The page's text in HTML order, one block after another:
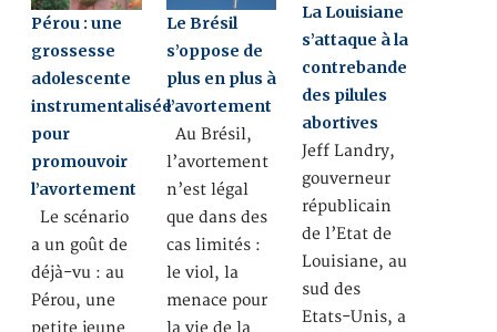
Pérou : une
grossesse
adolescente
instrumentalisée
pour
promouvoir
l’avortement
Le scénario
a un goût de
déjà-vu : au
Pérou, une
Le Brésil
s’oppose de
plus en plus à
l’avortement
Au Brésil,
l’avortement
n’est légal
que dans des
cas limités :
le viol, la
menace pour
La Louisiane
s’attaque à la
contrebande
des pilules
abortives
Jeff Landry,
gouverneur
républicain
de l’Etat de
Louisiane, au
sud des
Etats-Unis, a